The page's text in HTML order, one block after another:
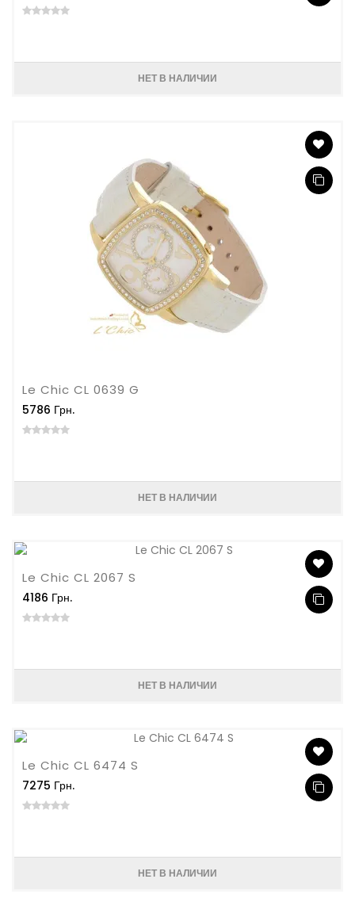
НЕТ В НАЛИЧИИ
Le Chic CL 0639 G
5786 Грн.
НЕТ В НАЛИЧИИ
Le Chic CL 2067 S
4186 Грн.
НЕТ В НАЛИЧИИ
Le Chic CL 6474 S
7275 Грн.
НЕТ В НАЛИЧИИ